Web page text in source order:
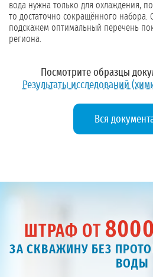
вода нужна только для охлаждения,
то достаточно сокращённого
подскажем оптимальный перечень
региона.
Посмотрите образцы
Результаты исследований
Вся
ШТРАФ ОТ
ЗА СКВАЖИНУ БЕЗ
ВОДЫ